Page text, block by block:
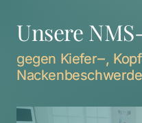
Unsere
gegen Kiefer‒, Kopf